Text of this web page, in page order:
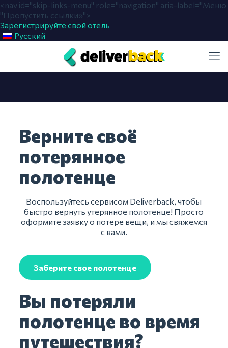
<nav id="skip-links-menu" role="navigation" aria-label="Меню
"Пропустить ссылки»">
Зарегистрируйте свой отель
Русский
Верните своё
потерянное
полотенце
Воспользуйтесь сервисом Deliverback, чтобы
быстро вернуть утерянное полотенце! Просто
оформите заявку о потере вещи, и мы свяжемся
с вами.
Заберите свое полотенце
Вы потеряли
полотенце во время
путешествия?